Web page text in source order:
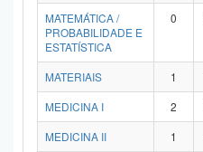
MATEMÁTICA /
PROBABILIDADE E
ESTATÍSTICA
0
MATERIAIS 1
MEDICINA I
2
MEDICINA II
1